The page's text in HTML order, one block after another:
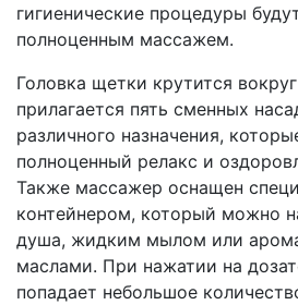
гигиенические процедуры
полноценным массажем.
Головка щетки крутится
прилагается пять сменных
различного назначения,
полноценный релакс и
Также массажер оснащен
контейнером, который можно
душа, жидким мылом или
маслами. При нажатии на
попадает небольшое